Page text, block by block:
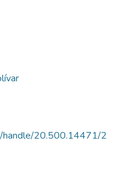
handle/20.500.14471/2